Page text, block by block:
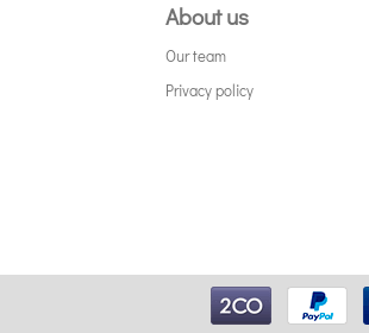
About us
Our team
Privacy policy